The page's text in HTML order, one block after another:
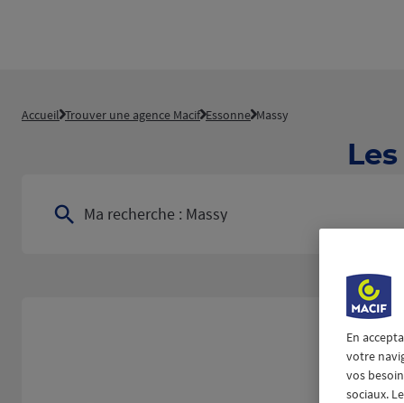
Accueil Trouver une agence Macif Essonne Massy
Ma recherche : Massy
En
votre
vos
sociaux.